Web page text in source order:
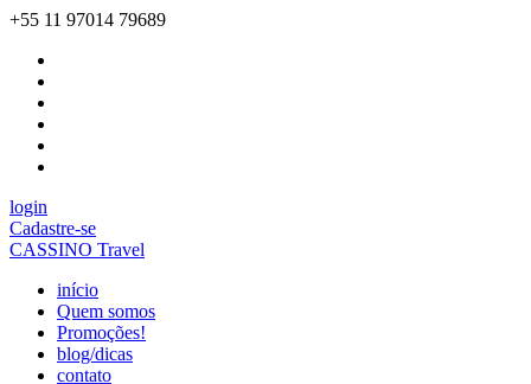
+55 11 97014 79689
login
Cadastre-se
CASSINO Travel
início
Quem somos
Promoções!
blog/dicas
contato